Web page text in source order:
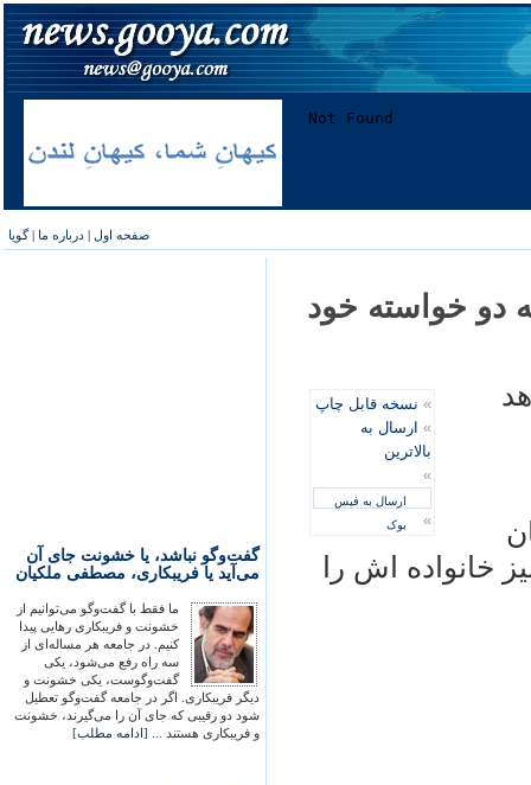
صفحه اول | درباره ما |گویا
گفت‌وگو نباشد، یا خشونت جای آن
می‌آید یا فریبکاری، مصطفی ملکیان
ما فقط با گفت‌وگو می‌توانیم از
خشونت و فریبکاری رهایی پیدا
کنیم. در جامعه هر مساله‌ای از
سه راه رفع می‌شود، یکی
گفت‌وگوست، یکی خشونت و
دیگر فریبکاری. اگر در جامعه گفت‌وگو تعطیل
شود دو رقیبی که جای آن را می‌گیرند، خشونت
و فریبکاری هستند ... [ادامه مطلب]
دو خواسته خود
» نسخه قابل چاپ
» ارسال به
بالاترین
»
ارسال به فیس
بوک
»
خانواده اش را